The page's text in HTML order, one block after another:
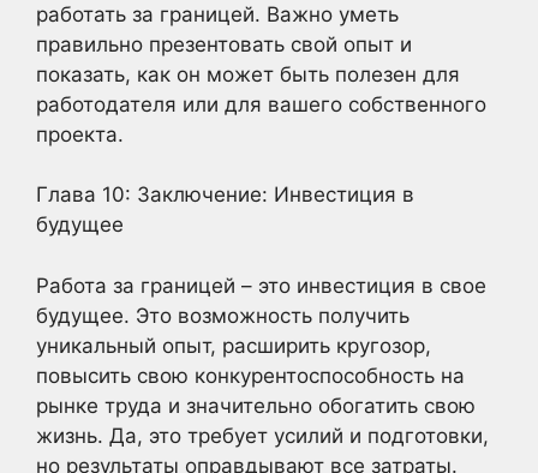
работать за границей. Важно уметь
правильно презентовать свой опыт и
показать, как он может быть полезен для
работодателя или для вашего собственного
проекта.
Глава 10: Заключение: Инвестиция в
будущее
Работа за границей – это инвестиция в свое
будущее. Это возможность получить
уникальный опыт, расширить кругозор,
повысить свою конкурентоспособность на
рынке труда и значительно обогатить свою
жизнь. Да, это требует усилий и подготовки,
но результаты оправдывают все затраты.